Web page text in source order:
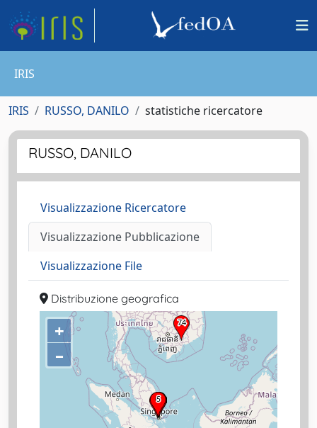
IRIS
IRIS RUSSO, DANILO statistiche ricercatore
RUSSO, DANILO
Visualizzazione Ricercatore
Visualizzazione Pubblicazione
Visualizzazione File
Distribuzione geografica
+
–